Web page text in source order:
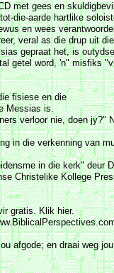
met gees en
die-aarde hartlike
en wees
veral as die drup uit
gepraat het, is
getel word, 'n" misfiks
fisiese en die
Messias is.
verloor nie, doen jy?"
in die verkenning van
in die kerk" deur
Christelike Kollege
gratis. Klik hier.
afgode; en draai weg